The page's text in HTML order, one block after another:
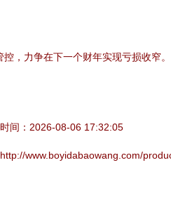
，力争在下一个财年实现亏损收窄
间：2026-08-06 17:32:05
www.boyidabaowang.com/